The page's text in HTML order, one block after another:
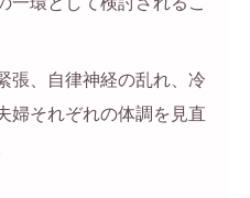
張、自律神経の乱れ、冷
婦それぞれの体調を見直